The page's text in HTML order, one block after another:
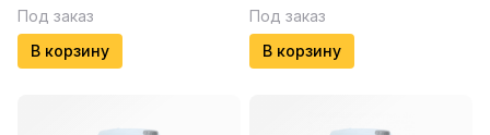
Под заказ
В корзину
Под заказ
В корзину